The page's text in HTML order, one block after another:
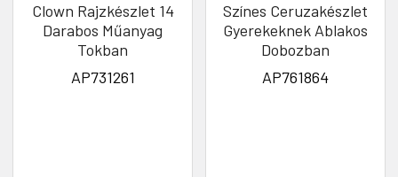
Clown Rajzkészlet 14
Darabos Műanyag
Tokban
AP731261
Színes Ceruzakészlet
Gyerekeknek Ablakos
Dobozban
AP761864